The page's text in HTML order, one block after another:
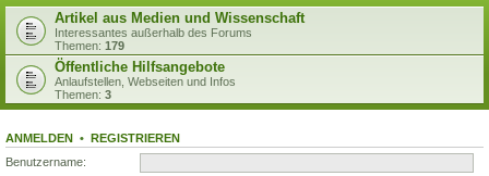
Artikel aus Medien und Wissenschaft
Interessantes außerhalb des Forums
Themen: 179
Öffentliche Hilfsangebote
Anlaufstellen, Webseiten und Infos
Themen: 3
ANMELDEN • REGISTRIEREN
Benutzername: